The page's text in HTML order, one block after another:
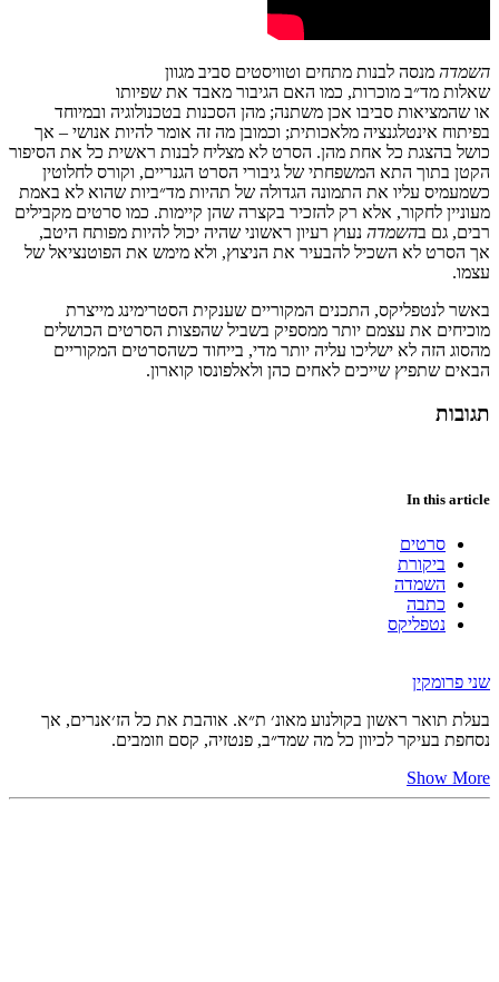
השמדה מנסה לבנות מתחים וטוויסטים סביב מגוון
שאלות מד״ב מוכרות, כמו האם הגיבור מאבד את שפיותו
או שהמציאות סביבו אכן משתנה; מהן הסכנות בטכנולוגיה ובמיוחד
בפיתוח אינטלגנציה מלאכותית; וכמובן מה זה אומר להיות אנושי – אך
כושל בהצגת כל אחת מהן. הסרט לא מצליח לבנות ראשית כל את הסיפור
הקטן בתוך התא המשפחתי של גיבורי הסרט הגנריים, וקורס לחלוטין
כשמעמיס עליו את התמונה הגדולה של תהיות מד״ביות שהוא לא באמת
מעוניין לחקור, אלא רק להזכיר בקצרה שהן קיימות. כמו סרטים מקבילים
רבים, גם בהשמדה נעוץ רעיון ראשוני שהיה יכול להיות מפותח היטב,
אך הסרט לא השכיל להבעיר את הניצוץ, ולא מימש את הפוטנציאל של
עצמו.
באשר לנטפליקס, התכנים המקוריים שענקית הסטרימינג מייצרת
מוכיחים את עצמם יותר ממספיק בשביל שהפצות הסרטים הכושלים
מהסוג הזה לא ישליכו עליה יותר מדי, בייחוד כשהסרטים המקוריים
הבאים שתפיץ שייכים לאחים כהן ולאלפונסו קוארון.
תגובות
In this article
סרטים
ביקורת
השמדה
כתבה
נטפליקס
שני פרומקין
בעלת תואר ראשון בקולנוע מאונ׳ ת״א. אוהבת את כל הז׳אנרים, אך
נסחפת בעיקר לכיוון כל מה שמד״ב, פנטזיה, קסם וזומבים.
Show More